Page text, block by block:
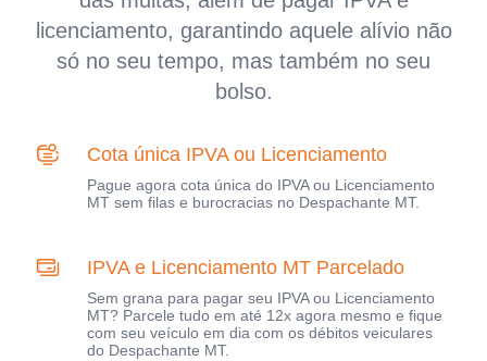
licenciamento, garantindo aquele alívio não
só no seu tempo, mas também no seu
bolso.
Cota única IPVA ou Licenciamento
Pague agora cota única do IPVA ou Licenciamento
MT sem filas e burocracias no Despachante MT.
IPVA e Licenciamento MT Parcelado
Sem grana para pagar seu IPVA ou Licenciamento
MT? Parcele tudo em até 12x agora mesmo e fique
com seu veículo em dia com os débitos veiculares
do Despachante MT.